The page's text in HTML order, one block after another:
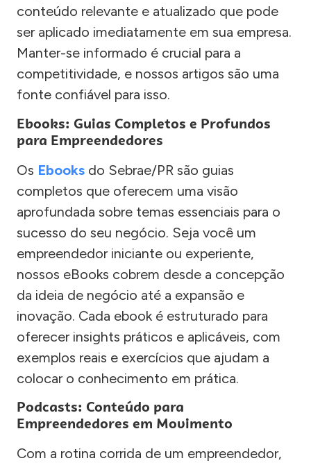
conteúdo relevante e atualizado que pode
ser aplicado imediatamente em sua empresa.
Manter-se informado é crucial para a
competitividade, e nossos artigos são uma
fonte confiável para isso.
Ebooks: Guias Completos e Profundos
para Empreendedores
Os Ebooks do Sebrae/PR são guias
completos que oferecem uma visão
aprofundada sobre temas essenciais para o
sucesso do seu negócio. Seja você um
empreendedor iniciante ou experiente,
nossos eBooks cobrem desde a concepção
da ideia de negócio até a expansão e
inovação. Cada ebook é estruturado para
oferecer insights práticos e aplicáveis, com
exemplos reais e exercícios que ajudam a
colocar o conhecimento em prática.
Podcasts: Conteúdo para
Empreendedores em Movimento
Com a rotina corrida de um empreendedor,